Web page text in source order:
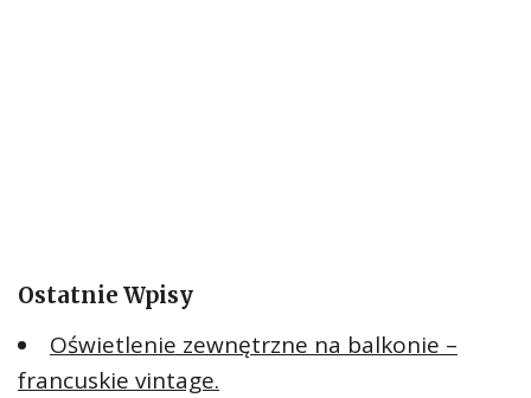
Ostatnie Wpisy
Oświetlenie zewnętrzne na balkonie –
francuskie vintage.